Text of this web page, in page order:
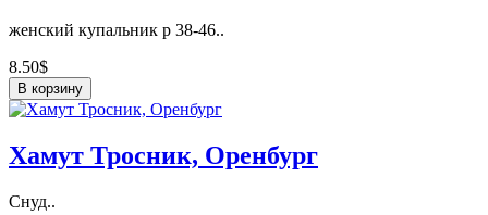
женский купальник р 38-46..
8.50$
В корзину
Хамут Тросник, Оренбург
Снуд..